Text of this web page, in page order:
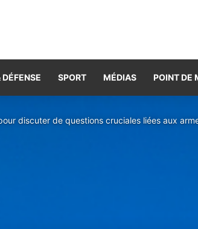
SPORT MÉDIAS POINT DE
discuter de questions cruciales liées aux